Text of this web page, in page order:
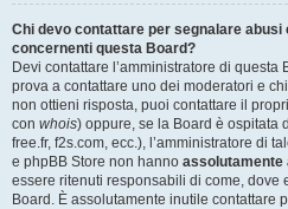
Chi devo contattare per segnalare abusi
concernenti questa Board?
Devi contattare l’amministratore di questa
prova a contattare uno dei moderatori e
non ottieni risposta, puoi contattare il
con whois) oppure, se la Board è ospitata
free.fr, f2s.com, ecc.), l’amministratore di
e phpBB Store non hanno assolutamente
essere ritenuti responsabili di come, dove
Board. È assolutamente inutile contattare